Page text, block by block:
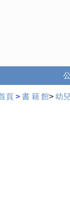
頁 > 書 籍 館> 幼